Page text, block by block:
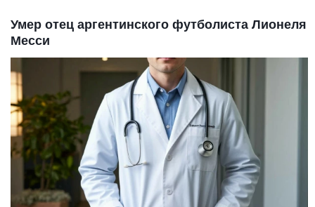
Умер отец аргентинского футболиста Лионеля
Месси